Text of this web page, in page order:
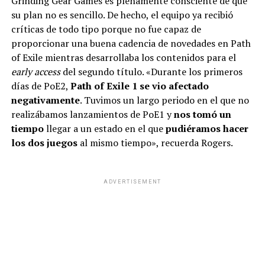
su plan no es sencillo. De hecho, el equipo ya recibió
críticas de todo tipo porque no fue capaz de
proporcionar una buena cadencia de novedades en Path
of Exile mientras desarrollaba los contenidos para el
early accessdel segundo título. «Durante los primeros
días de PoE2, Path of Exile 1 se vio afectado
negativamente. Tuvimos un largo periodo en el que no
realizábamos lanzamientos de PoE1 ynos tomó un
tiempollegar a un estado en el quepudiéramos hacer
los dos juegosal mismo tiempo», recuerda Rogers.
ADVERTISEMENT